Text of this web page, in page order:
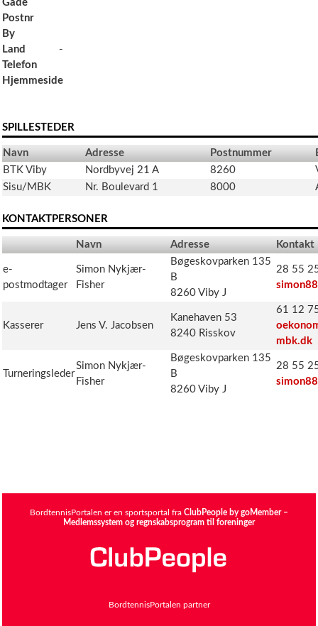
Gade
Postnr
By
Land
-
Telefon
Hjemmeside
SPILLESTEDER
Navn Adresse Postnummer
BTK Viby
Nordbyvej 21 A 8260
Sisu/MBK
Nr. Boulevard 1 8000
KONTAKTPERSONER
Navn Adresse Kontakt
e-
postmodtager
Simon Nykjær-
Fisher
Bøgeskovparken 135
B
8260 Viby J
28 55
Kasserer Jens V. Jacobsen
Kanehaven 53
8240 Risskov
61 12
mbk.dk
Turneringsleder
Simon Nykjær-
Fisher
Bøgeskovparken 135
B
8260 Viby J
28 55
BordtennisPortalen er en sportsportal fra ClubPeople by goMember –
Medlemssystem og regnskabsprogram til foreninger
BordtennisPortalen partner